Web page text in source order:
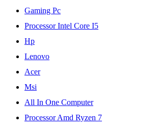
Gaming Pc
Processor Intel Core I5
Hp
Lenovo
Acer
Msi
All In One Computer
Processor Amd Ryzen 7